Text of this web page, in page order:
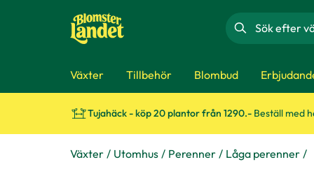
Sök
Växter Tillbehör Blombud
Tujahäck - köp 20 plantor från 1290.- Beställ med
Växter Utomhus Perenner Låga perenner